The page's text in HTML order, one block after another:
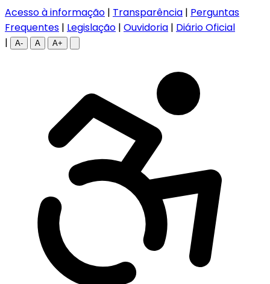
Acesso à informação | Transparência | Perguntas
Frequentes | Legislação | Ouvidoria | Diário Oficial
|
A- A A+